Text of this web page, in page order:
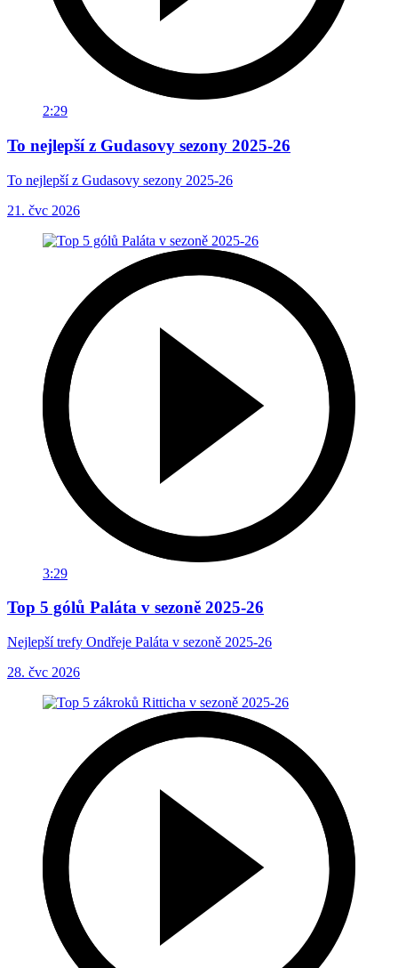
2:29
To nejlepší z Gudasovy sezony 2025-26
To nejlepší z Gudasovy sezony 2025-26
21. čvc 2026
3:29
Top 5 gólů Paláta v sezoně 2025-26
Nejlepší trefy Ondřeje Paláta v sezoně 2025-26
28. čvc 2026